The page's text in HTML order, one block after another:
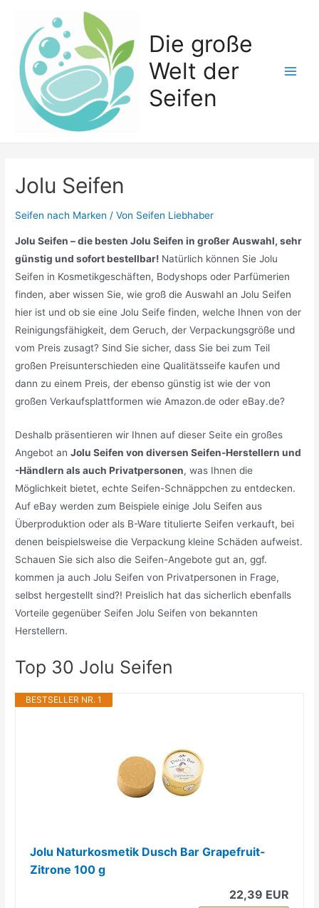
springen
Die große
Welt der
Seifen
Jolu Seifen
Seifen nach Marken / Von Seifen Liebhaber
Jolu Seifen – die besten Jolu Seifen in großer Auswahl, sehr
günstig und sofort bestellbar! Natürlich können Sie Jolu
Seifen in Kosmetikgeschäften, Bodyshops oder Parfümerien
finden, aber wissen Sie, wie groß die Auswahl an Jolu Seifen
hier ist und ob sie eine Jolu Seife finden, welche Ihnen von der
Reinigungsfähigkeit, dem Geruch, der Verpackungsgröße und
vom Preis zusagt? Sind Sie sicher, dass Sie bei zum Teil
großen Preisunterschieden eine Qualitätsseife kaufen und
dann zu einem Preis, der ebenso günstig ist wie der von
großen Verkaufsplattformen wie Amazon.de oder eBay.de?
Deshalb präsentieren wir Ihnen auf dieser Seite ein großes
Angebot anJolu Seifen von diversen Seifen-Herstellern und
-Händlern als auch Privatpersonen, was Ihnen die
Möglichkeit bietet, echte Seifen-Schnäppchen zu entdecken.
Auf eBay werden zum Beispiele einige Jolu Seifen aus
Überproduktion oder als B-Ware titulierte Seifen verkauft, bei
denen beispielsweise die Verpackung kleine Schäden aufweist.
Schauen Sie sich also die Seifen-Angebote gut an, ggf.
kommen ja auch Jolu Seifen von Privatpersonen in Frage,
selbst hergestellt sind?! Preislich hat das sicherlich ebenfalls
Vorteile gegenüber Seifen Jolu Seifen von bekannten
Herstellern.
Top 30 Jolu Seifen
BESTSELLER NR. 1
Jolu Naturkosmetik Dusch Bar Grapefruit-
Zitrone 100 g
22,39 EUR